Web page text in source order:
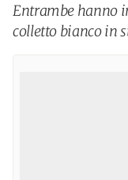
Entrambe hanno
colletto bianco in